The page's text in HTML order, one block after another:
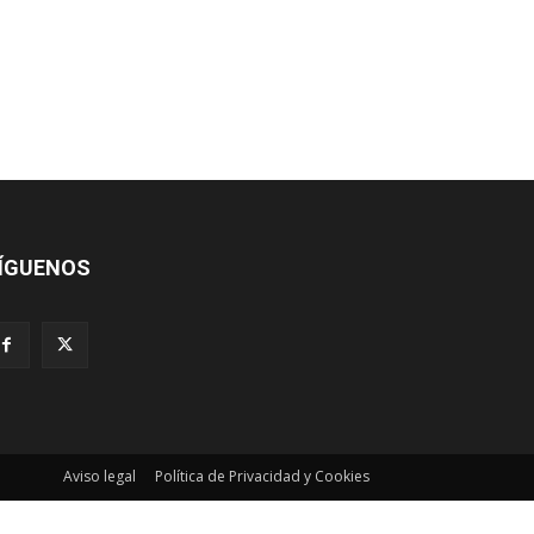
Aviso legal Política de Privacidad y Cookies